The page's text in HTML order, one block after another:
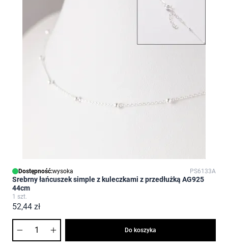
Dostępność:wysoka PS6133A
Srebrny łańcuszek simple z kuleczkami z przedłużką AG925
44cm
1 szt.
52,44 zł
Do koszyka